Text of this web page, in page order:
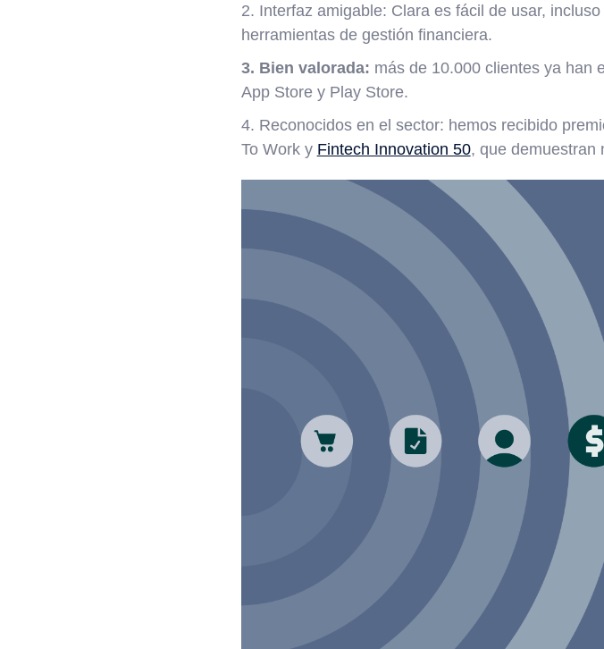
2. Interfaz amigable: Clara es fácil de usar,
herramientas de gestión financiera.
3. Bien valorada: más de 10.000 clientes ya han
App Store y Play Store.
4. Reconocidos en el sector: hemos recibido
To Work y Fintech Innovation 50, que demuestran